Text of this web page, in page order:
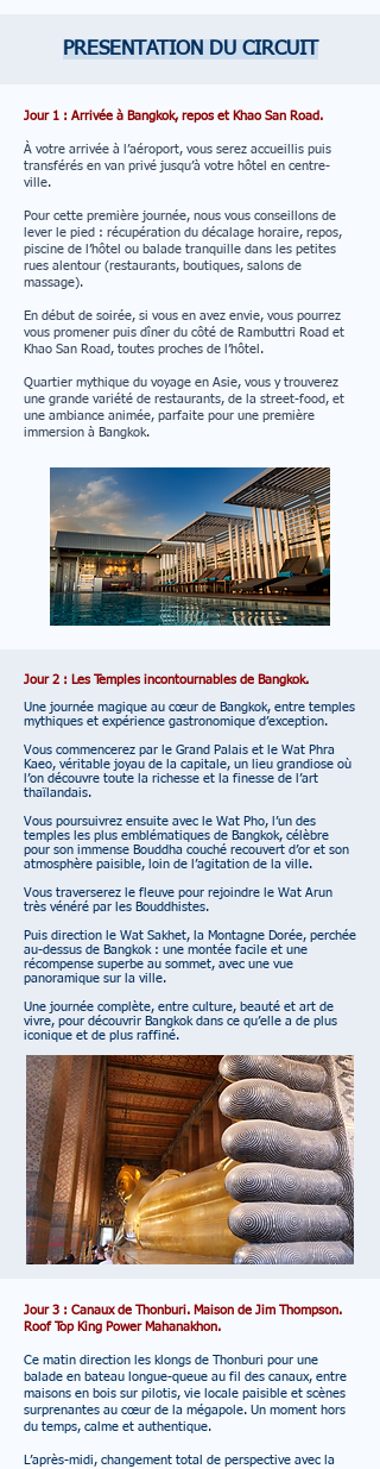
PRESENTATION DU CIRCUIT
Jour 1 : Arrivée à Bangkok, repos et Khao San Road.
À votre arrivée à l’aéroport, vous serez accueillis puis
transférés en van privé jusqu’à votre hôtel en centre-
ville.
Pour cette première journée, nous vous conseillons de
lever le pied : récupération du décalage horaire, repos,
piscine de l’hôtel ou balade tranquille dans les petites
rues alentour (restaurants, boutiques, salons de
massage).
En début de soirée, si vous en avez envie, vous pourrez
vous promener puis dîner du côté de Rambuttri Road et
Khao San Road, toutes proches de l’hôtel.
Quartier mythique du voyage en Asie, vous y trouverez
une grande variété de restaurants, de la street-food, et
une ambiance animée, parfaite pour une première
immersion à Bangkok.
Jour 2 : Les Temples incontournables de Bangkok.
Une journée magique au cœur de Bangkok, entre temples
mythiques et expérience gastronomique d’exception.
Vous commencerez par le Grand Palais et le Wat Phra
Kaeo, véritable joyau de la capitale, un lieu grandiose où
l’on découvre toute la richesse et la finesse de l’art
thaïlandais.
Vous poursuivrez ensuite avec le Wat Pho, l’un des
temples les plus emblématiques de Bangkok, célèbre
pour son immense Bouddha couché recouvert d’or et son
atmosphère paisible, loin de l’agitation de la ville.
Vous traverserez le fleuve pour rejoindre le Wat Arun
très vénéré par les Bouddhistes.
Puis direction le Wat Sakhet, la Montagne Dorée, perchée
au-dessus de Bangkok : une montée facile et une
récompense superbe au sommet, avec une vue
panoramique sur la ville.
Une journée complète, entre culture, beauté et art de
vivre, pour découvrir Bangkok dans ce qu’elle a de plus
iconique et de plus raffiné.
Jour 3 : Canaux de Thonburi. Maison de Jim Thompson.
Roof Top King Power Mahanakhon.
Ce matin direction les klongs de Thonburi pour une
balade en bateau longue-queue au fil des canaux, entre
maisons en bois sur pilotis, vie locale paisible et scènes
surprenantes au cœur de la mégapole. Un moment hors
du temps, calme et authentique.
L’après-midi, changement total de perspective avec la